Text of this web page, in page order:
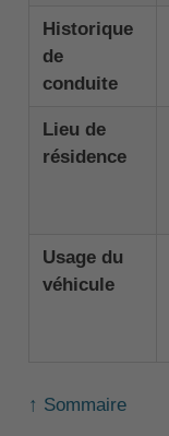
Historique
de
conduite
Lieu de
résidence
Usage du
véhicule
↑ Sommaire